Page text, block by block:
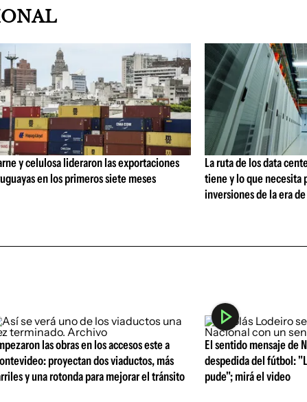
y celulosa lideraron las exportaciones
en los primeros siete meses
La ruta de los data
tiene y lo que necesita
inversiones de la era
las obras en los accesos este a
proyectan dos viaductos, más
y una rotonda para mejorar el tránsito
El sentido mensaje de
despedida del fútbol:
pude"; mirá el video